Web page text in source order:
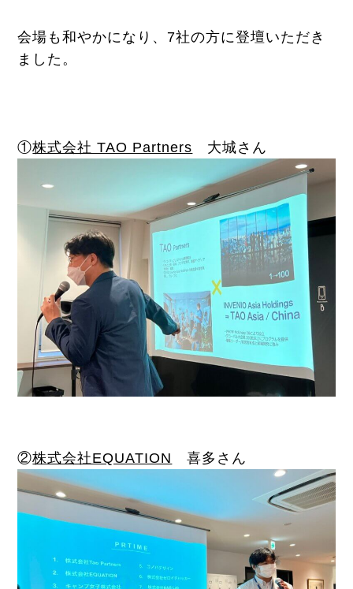
会場も和やかになり、7社の方に登壇いただき
ました。
①株式会社 TAO Partners 大城さん
②株式会社EQUATION 喜多さん